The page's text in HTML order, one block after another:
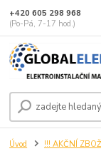
+420 605 298 968
(Po-Pá, 7-17 hod.)
Úvod !!! AKČNÍ